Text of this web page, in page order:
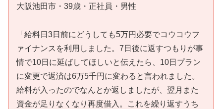
大阪池田市・39歳・正社員・男性
「給料日3日前にどうしても5万円必要でコウコウフ
ァイナンスを利用しました。7日後に返すつもりが事
情で10日に延ばしてほしいと伝えたら、10日プラン
に変更で返済は6万5千円に変わると言われました。
給料が入ったのでなんとか返しましたが、翌月また
資金が足りなくなり再度借入。これを繰り返すうち